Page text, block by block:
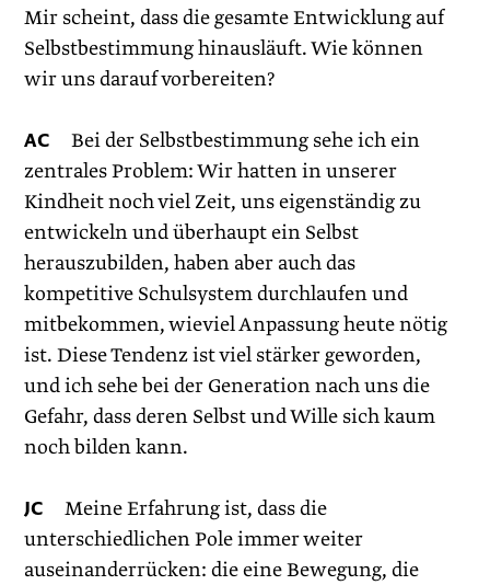
Mir scheint, dass die gesamte Entwicklung auf
Selbstbestimmung hinausläuft. Wie können
wir uns darauf vorbereiten?
AC Bei der Selbstbestimmung sehe ich ein
zentrales Problem: Wir hatten in unserer
Kindheit noch viel Zeit, uns eigenständig zu
entwickeln und überhaupt ein Selbst
herauszubilden, haben aber auch das
kompetitive Schulsystem durchlaufen und
mitbekommen, wieviel Anpassung heute nötig
ist. Diese Tendenz ist viel stärker geworden,
und ich sehe bei der Generation nach uns die
Gefahr, dass deren Selbst und Wille sich kaum
noch bilden kann.
JC Meine Erfahrung ist, dass die
unterschiedlichen Pole immer weiter
auseinanderrücken: die eine Bewegung, die